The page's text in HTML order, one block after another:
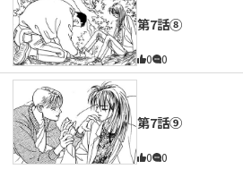
第7話⑧
0 0
第7話⑨
0 0